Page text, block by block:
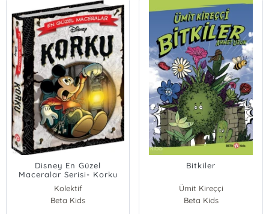
Disney En Güzel
Maceralar Serisi- Korku
Kolektif
Beta Kids
Bitkiler
Ümit Kireççi
Beta Kids